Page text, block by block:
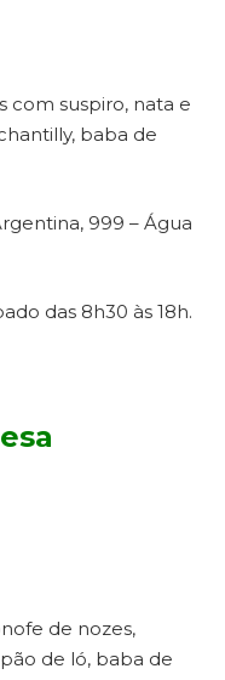
com suspiro, nata e
baba de
999 – Água
das 8h30 às 18h.
de nozes,
de ló, baba de